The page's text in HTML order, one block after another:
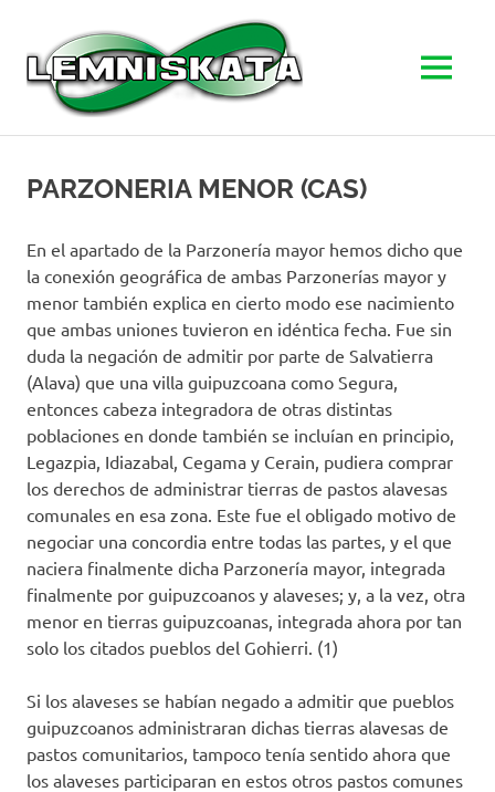
contentherrikoia
MENU
PARZONERIA MENOR (CAS)
En el apartado de la Parzonería mayor hemos dicho que
la conexión geográfica de ambas Parzonerías mayor y
menor también explica en cierto modo ese nacimiento
que ambas uniones tuvieron en idéntica fecha. Fue sin
duda la negación de admitir por parte de Salvatierra
(Alava) que una villa guipuzcoana como Segura,
entonces cabeza integradora de otras distintas
poblaciones en donde también se incluían en principio,
Legazpia, Idiazabal, Cegama y Cerain, pudiera comprar
los derechos de administrar tierras de pastos alavesas
comunales en esa zona. Este fue el obligado motivo de
negociar una concordia entre todas las partes, y el que
naciera finalmente dicha Parzonería mayor, integrada
finalmente por guipuzcoanos y alaveses; y, a la vez, otra
menor en tierras guipuzcoanas, integrada ahora por tan
solo los citados pueblos del Gohierri. (1)
Si los alaveses se habían negado a admitir que pueblos
guipuzcoanos administraran dichas tierras alavesas de
pastos comunitarios, tampoco tenía sentido ahora que
los alaveses participaran en estos otros pastos comunes